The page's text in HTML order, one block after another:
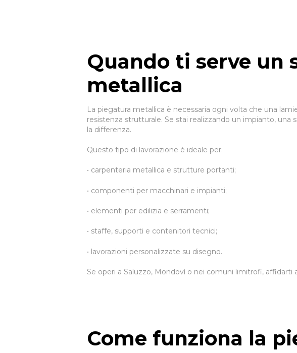
Quando ti serve un
metallica
La piegatura metallica è necessaria ogni volta che una
resistenza strutturale. Se stai realizzando un impianto,
la differenza.
Questo tipo di lavorazione è ideale per:
• carpenteria metallica e strutture portanti;
• componenti per macchinari e impianti;
• elementi per edilizia e serramenti;
• staffe, supporti e contenitori tecnici;
• lavorazioni personalizzate su disegno.
Se operi a Saluzzo, Mondovì o nei comuni limitrofi, affidarti
Come funziona la